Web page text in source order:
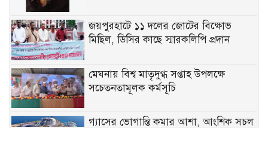
জয়পুরহাটে ১১ দলের জোটের বিক্ষোভ
মিছিল, ডিসির কাছে স্মারকলিপি প্রদান
মেঘনায় বিশ্ব মাতৃদুগ্ধ সপ্তাহ উপলক্ষে
সচেতনতামূলক কর্মসূচি
গ্যাসের ভোগান্তি কমার আশা, আংশিক সচল